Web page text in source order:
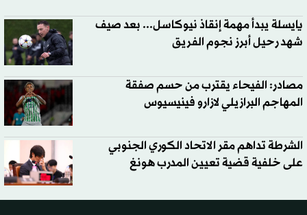
يايسلة يبدأ مهمة إنقاذ نيوكاسل... بعد صيف
شهد رحيل أبرز نجوم الفريق
مصادر: الفيحاء يقترب من حسم صفقة
المهاجم البرازيلي لازارو فينيسيوس
الشرطة تداهم مقر الاتحاد الكوري الجنوبي
على خلفية قضية تعيين المدرب هونغ